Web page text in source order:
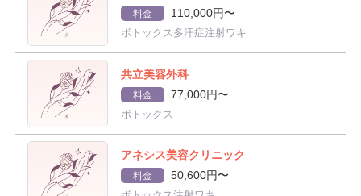
料金 110,000円〜
ボトックス多汗症注射ワキ
共立美容外科
料金 77,000円〜
ボトックス
アネシス美容クリニック
料金 50,600円〜